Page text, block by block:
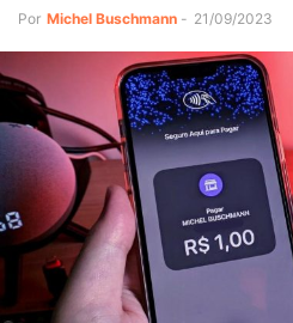
Por Michel Buschmann - 21/09/2023